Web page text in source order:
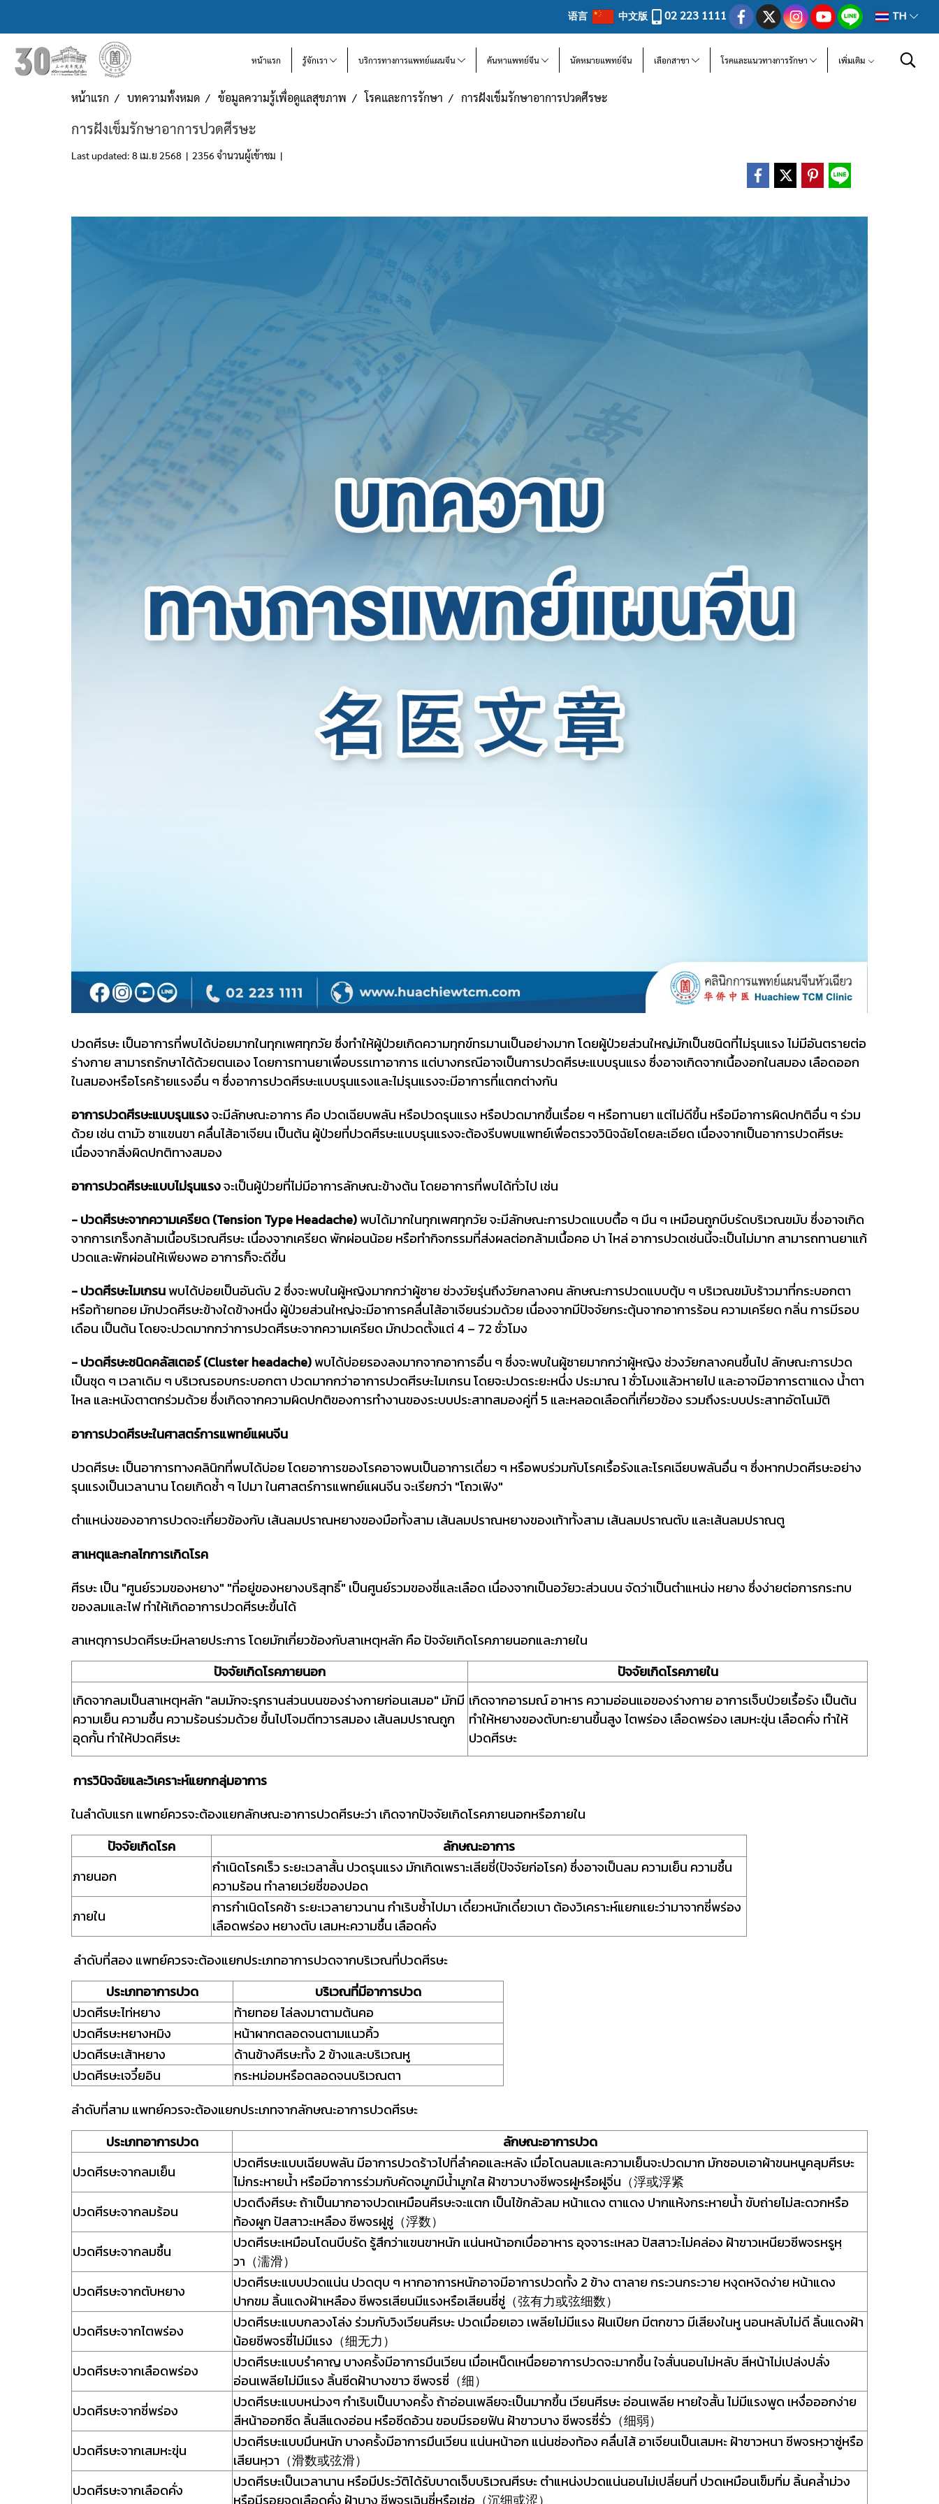
语言 中文版 02 223 1111 TH
หน้าแรก รู้จักเรา บริการทางการแพทย์แผนจีน ค้นหาแพทย์จีน นัดหมายแพทย์จีน เลือกสาขา โรคและแนวทางการรักษา เพิ่มเติม
หน้าแรก บทความทั้งหมด ข้อมูลความรู้เพื่อดูแลสุขภาพ โรคและการรักษา การฝังเข็มรักษาอาการปวดศีรษะ
การฝังเข็มรักษาอาการปวดศีรษะ
Last updated: 8 เม.ย 2568 | 2356 จำนวนผู้เข้าชม |
ปวดศีรษะ เป็นอาการที่พบได้บ่อยมากในทุกเพศทุกวัย ซึ่งทำให้ผู้ป่วยเกิดความทุกข์ทรมานเป็นอย่างมาก โดยผู้ป่วยส่วนใหญ่มักเป็นชนิดที่ไม่รุนแรง ไม่มีอันตรายต่อ
ร่างกาย สามารถรักษาได้ด้วยตนเอง โดยการทานยาเพื่อบรรเทาอาการ แต่บางกรณีอาจเป็นการปวดศีรษะแบบรุนแรง ซึ่งอาจเกิดจากเนื้องอกในสมอง เลือดออก
ในสมองหรือโรคร้ายแรงอื่น ๆ ซึ่งอาการปวดศีรษะแบบรุนแรงและไม่รุนแรงจะมีอาการที่แตกต่างกัน
อาการปวดศีรษะแบบรุนแรงจะมีลักษณะอาการ คือ ปวดเฉียบพลัน หรือปวดรุนแรง หรือปวดมากขึ้นเรื่อย ๆ หรือทานยา แต่ไม่ดีขึ้น หรือมีอาการผิดปกติอื่น ๆ ร่วม
ด้วย เช่น ตามัว ชาแขนขา คลื่นไส้อาเจียน เป็นต้น ผู้ป่วยที่ปวดศีรษะแบบรุนแรงจะต้องรีบพบแพทย์เพื่อตรวจวินิจฉัยโดยละเอียด เนื่องจากเป็นอาการปวดศีรษะ
เนื่องจากสิ่งผิดปกติทางสมอง
อาการปวดศีรษะแบบไม่รุนแรงจะเป็นผู้ป่วยที่ไม่มีอาการลักษณะข้างต้น โดยอาการที่พบได้ทั่วไป เช่น
- ปวดศีรษะจากความเครียด (Tension Type Headache)พบได้มากในทุกเพศทุกวัย จะมีลักษณะการปวดแบบตื้อ ๆ มึน ๆ เหมือนถูกบีบรัดบริเวณขมับ ซึ่งอาจเกิด
จากการเกร็งกล้ามเนื้อบริเวณศีรษะ เนื่องจากเครียด พักผ่อนน้อย หรือทำกิจกรรมที่ส่งผลต่อกล้ามเนื้อคอ บ่า ไหล่ อาการปวดเช่นนี้จะเป็นไม่มาก สามารถทานยาแก้
ปวดและพักผ่อนให้เพียงพอ อาการก็จะดีขึ้น
- ปวดศีรษะไมเกรนพบได้บ่อยเป็นอันดับ 2 ซึ่งจะพบในผู้หญิงมากกว่าผู้ชาย ช่วงวัยรุ่นถึงวัยกลางคน ลักษณะการปวดแบบตุ้บ ๆ บริเวณขมับร้าวมาที่กระบอกตา
หรือท้ายทอย มักปวดศีรษะข้างใดข้างหนึ่ง ผู้ป่วยส่วนใหญ่จะมีอาการคลื่นไส้อาเจียนร่วมด้วย เนื่องจากมีปัจจัยกระตุ้นจากอาการร้อน ความเครียด กลิ่น การมีรอบ
เดือน เป็นต้น โดยจะปวดมากกว่าการปวดศีรษะจากความเครียด มักปวดตั้งแต่ 4 – 72 ชั่วโมง
- ปวดศีรษะชนิดคลัสเตอร์ (Cluster headache)พบได้บ่อยรองลงมากจากอาการอื่น ๆ ซึ่งจะพบในผู้ชายมากกว่าผู้หญิง ช่วงวัยกลางคนขึ้นไป ลักษณะการปวด
เป็นชุด ๆ เวลาเดิม ๆ บริเวณรอบกระบอกตา ปวดมากกว่าอาการปวดศีรษะไมเกรน โดยจะปวดระยะหนึ่ง ประมาณ 1 ชั่วโมงแล้วหายไป และอาจมีอาการตาแดง น้ำตา
ไหล และหนังตาตกร่วมด้วย ซึ่งเกิดจากความผิดปกติของการทำงานของระบบประสาทสมองคู่ที่ 5 และหลอดเลือดที่เกี่ยวข้อง รวมถึงระบบประสาทอัตโนมัติ
อาการปวดศีรษะในศาสตร์การแพทย์แผนจีน
ปวดศีรษะ เป็นอาการทางคลินิกที่พบได้บ่อย โดยอาการของโรคอาจพบเป็นอาการเดี่ยว ๆ หรือพบร่วมกับโรคเรื้อรังและโรคเฉียบพลันอื่น ๆ ซึ่งหากปวดศีรษะอย่าง
รุนแรงเป็นเวลานาน โดยเกิดซ้ำ ๆ ไปมา ในศาสตร์การแพทย์แผนจีน จะเรียกว่า "โถวเฟิง"
ตำแหน่งของอาการปวดจะเกี่ยวข้องกับ เส้นลมปราณหยางของมือทั้งสาม เส้นลมปราณหยางของเท้าทั้งสาม เส้นลมปราณตับ และเส้นลมปราณตู
สาเหตุและกลไกการเกิดโรค
ศีรษะ เป็น "ศูนย์รวมของหยาง" "ที่อยู่ของหยางบริสุทธิ์" เป็นศูนย์รวมของชี่และเลือด เนื่องจากเป็นอวัยวะส่วนบน จัดว่าเป็นตำแหน่ง หยาง ซึ่งง่ายต่อการกระทบ
ของลมและไฟ ทำให้เกิดอาการปวดศีรษะขึ้นได้
สาเหตุการปวดศีรษะมีหลายประการ โดยมักเกี่ยวข้องกับสาเหตุหลัก คือ ปัจจัยเกิดโรคภายนอกและภายใน
ปัจจัยเกิดโรคภายนอก
ปัจจัยเกิดโรคภายใน
เกิดจากลมเป็นสาเหตุหลัก "ลมมักจะรุกรานส่วนบนของร่างกายก่อนเสมอ" มักมี
ความเย็น ความชื้น ความร้อนร่วมด้วย ขึ้นไปโจมตีทวารสมอง เส้นลมปราณถูก
อุดกั้น ทำให้ปวดศีรษะ
เกิดจากอารมณ์ อาหาร ความอ่อนแอของร่างกาย อาการเจ็บป่วยเรื้อรัง เป็นต้น
ทำให้หยางของตับทะยานขึ้นสูง ไตพร่อง เลือดพร่อง เสมหะขุ่น เลือดคั่ง ทำให้
ปวดศีรษะ
การวินิจฉัยและวิเคราะห์แยกกลุ่มอาการ
ในลำดับแรก แพทย์ควรจะต้องแยกลักษณะอาการปวดศีรษะว่า เกิดจากปัจจัยเกิดโรคภายนอกหรือภายใน
ปัจจัยเกิดโรค
ลักษณะอาการ
ภายนอก
กำเนิดโรคเร็ว ระยะเวลาสั้น ปวดรุนแรง มักเกิดเพราะเสียชี่(ปัจจัยก่อโรค) ซึ่งอาจเป็นลม ความเย็น ความชื้น
ความร้อน ทำลายเว่ยชี่ของปอด
ภายใน
การกำเนิดโรคช้า ระยะเวลายาวนาน กำเริบซ้ำไปมา เดี๋ยวหนักเดี๋ยวเบา ต้องวิเคราะห์แยกแยะว่ามาจากชี่พร่อง
เลือดพร่อง หยางตับ เสมหะความชื้น เลือดคั่ง
ลำดับที่สอง แพทย์ควรจะต้องแยกประเภทอาการปวดจากบริเวณที่ปวดศีรษะ
ประเภทอาการปวด
บริเวณที่มีอาการปวด
ปวดศีรษะไท่หยาง
ท้ายทอย ไล่ลงมาตามต้นคอ
ปวดศีรษะหยางหมิง
หน้าผากตลอดจนตามแนวคิ้ว
ปวดศีรษะเส้าหยาง
ด้านข้างศีรษะทั้ง 2 ข้างและบริเวณหู
ปวดศีรษะเจวี๋ยอิน
กระหม่อมหรือตลอดจนบริเวณตา
ลำดับที่สาม แพทย์ควรจะต้องแยกประเภทจากลักษณะอาการปวดศีรษะ
ประเภทอาการปวด
ลักษณะอาการปวด
ปวดศีรษะจากลมเย็น
ปวดศีรษะแบบเฉียบพลัน มีอาการปวดร้าวไปที่ลำคอและหลัง เมื่อโดนลมและความเย็นจะปวดมาก มักชอบเอาผ้าขนหนูคลุมศีรษะ
ไม่กระหายน้ำ หรือมีอาการร่วมกับคัดจมูกมีน้ำมูกใส ฝ้าขาวบางชีพจรฝูหรือฝูจิ่น（浮或浮紧
ปวดศีรษะจากลมร้อน
ปวดตึงศีรษะ ถ้าเป็นมากอาจปวดเหมือนศีรษะจะแตก เป็นไข้กลัวลม หน้าแดง ตาแดง ปากแห้งกระหายน้ำ ขับถ่ายไม่สะดวกหรือ
ท้องผูก ปัสสาวะเหลือง ชีพจรฝูซู่（浮数）
ปวดศีรษะจากลมชื้น
ปวดศีรษะเหมือนโดนบีบรัด รู้สึกว่าแขนขาหนัก แน่นหน้าอกเบื่ออาหาร อุจจาระเหลว ปัสสาวะไม่คล่อง ฝ้าขาวเหนียวชีพจรหรูหฺ
วา（濡滑）
ปวดศีรษะจากตับหยาง
ปวดศีรษะแบบปวดแน่น ปวดตุบ ๆ หากอาการหนักอาจมีอาการปวดทั้ง 2 ข้าง ตาลาย กระวนกระวาย หงุดหงิดง่าย หน้าแดง
ปากขม ลิ้นแดงฝ้าเหลือง ชีพจรเสียนมีแรงหรือเสียนซี่ซู่（弦有力或弦细数）
ปวดศีรษะจากไตพร่อง
ปวดศีรษะแบบกลวงโล่ง ร่วมกับวิงเวียนศีรษะ ปวดเมื่อยเอว เพลียไม่มีแรง ฝันเปียก มีตกขาว มีเสียงในหู นอนหลับไม่ดี ลิ้นแดงฝ้า
น้อยชีพจรซี่ไม่มีแรง（细无力）
ปวดศีรษะจากเลือดพร่อง
ปวดศีรษะแบบรำคาญ บางครั้งมีอาการมึนเวียน เมื่อเหน็ดเหนื่อยอาการปวดจะมากขึ้น ใจสั่นนอนไม่หลับ สีหน้าไม่เปล่งปลั่ง
อ่อนเพลียไม่มีแรง ลิ้นซีดฝ้าบางขาว ชีพจรซี่（细）
ปวดศีรษะจากชี่พร่อง
ปวดศีรษะแบบหน่วงๆ กำเริบเป็นบางครั้ง ถ้าอ่อนเพลียจะเป็นมากขึ้น เวียนศีรษะ อ่อนเพลีย หายใจสั้น ไม่มีแรงพูด เหงื่อออกง่าย
สีหน้าออกซีด ลิ้นสีแดงอ่อน หรือซีดอ้วน ขอบมีรอยฟัน ฝ้าขาวบาง ชีพจรซี่รั่ว（细弱）
ปวดศีรษะจากเสมหะขุ่น
ปวดศีรษะแบบมึนหนัก บางครั้งมีอาการมึนเวียน แน่นหน้าอก แน่นช่องท้อง คลื่นไส้ อาเจียนเป็นเสมหะ ฝ้าขาวหนา ชีพจรหฺวาซู่หรือ
เสียนหฺวา（滑数或弦滑）
ปวดศีรษะจากเลือดคั่ง
ปวดศีรษะเป็นเวลานาน หรือมีประวัติได้รับบาดเจ็บบริเวณศีรษะ ตำแหน่งปวดแน่นอนไม่เปลี่ยนที่ ปวดเหมือนเข็มทิ่ม ลิ้นคล้ำม่วง
หรือมีรอยจุดเลือดคั่ง ฝ้าบาง ชีพจรเฉินซี่หรือเซ่อ（沉细或涩）